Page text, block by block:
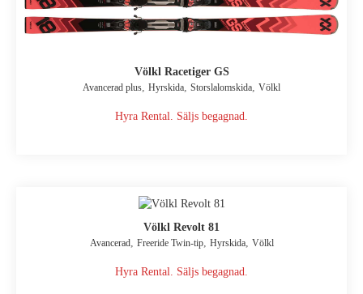
Völkl Racetiger GS
Avancerad plus Hyrskida Storslalomskida Völkl
Hyra Rental. Säljs begagnad.
Völkl Revolt 81
Avancerad, Freeride Twin-tip, Hyrskida, Völkl
Hyra Rental. Säljs begagnad.